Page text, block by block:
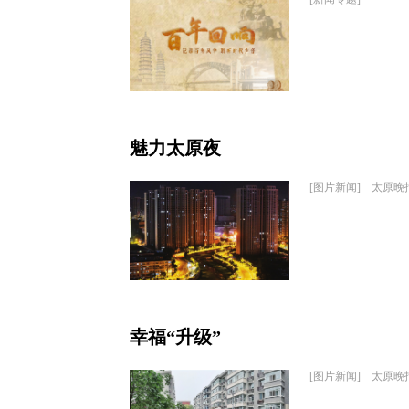
魅力太原夜
[图片新闻] 太原晚
幸福“升级”
[图片新闻] 太原晚